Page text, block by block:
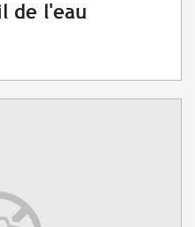
de l'eau